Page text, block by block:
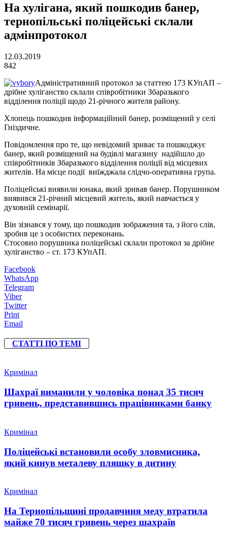
На хулігана, який пошкодив банер,
тернопільські поліцейські склали
адмінпротокол
12.03.2019
842
Адміністративний протокол за статтею 173 КУпАП –
дрібне хуліганство склали співробітники Збаразького
відділення поліції щодо 21-річного жителя району.
Хлопець пошкодив інформаційний банер, розміщений у селі
Гніздичне.
Повідомлення про те, що невідомий зриває та пошкоджує
банер, який розміщений на будівлі магазину надійшло до
співробітників Збаразького відділення поліції від місцевих
жителів. На місце події виїжджала слідчо-оперативна група.
Поліцейські виявили юнака, який зривав банер. Порушником
виявився 21-річний місцевий житель, який навчається у
духовній семінарії.
Він зізнався у тому, що пошкодив зображення та, з його слів,
зробив це з особистих переконань.
Стосовно порушника поліцейські склали протокол за дрібне
хуліганство – ст. 173 КУпАП.
Facebook
WhatsApp
Telegram
Viber
Twitter
Print
Email
СТАТТІ ПО ТЕМІ
Кримінал
Шахраї виманили у чоловіка понад 35 тисяч
гривень, представившись працівниками банку
Кримінал
Поліцейські встановили особу зловмисника,
який кинув металеву пляшку в дитину
Кримінал
На Тернопільщині продавчиня меду втратила
майже 70 тисяч гривень через шахраїв